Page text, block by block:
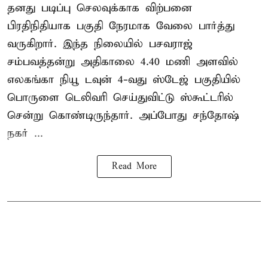
தனது படிப்பு செலவுக்காக விற்பனை
பிரதிநிதியாக பகுதி நேரமாக வேலை பார்த்து
வருகிறார். இந்த நிலையில் பசவராஜ்
சம்பவத்தன்று அதிகாலை 4.40 மணி அளவில்
எலகங்கா நியூ டவுன் 4-வது ஸ்டேஜ் பகுதியில்
பொருளை டெலிவரி செய்துவிட்டு ஸ்கூட்டரில்
சென்று கொண்டிருந்தார். அப்போது சந்தோஷ்
நகர் ...
Read More